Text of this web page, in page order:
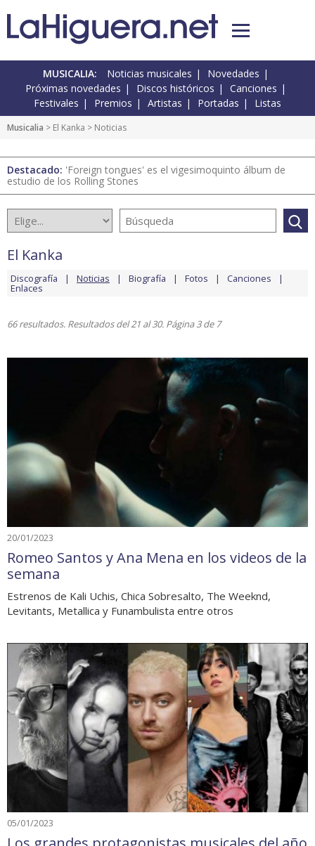
MUSICALIA: Noticias musicales
Novedades
Próximas novedades
Discos históricos
Canciones
Festivales
Premios Artistas Portadas Listas
Musicalia > El Kanka > Noticias
Destacado: 'Foreign tongues' es el vigesimoquinto álbum de
estudio de los Rolling Stones
El Kanka
Discografía Noticias Biografía Fotos Canciones
Enlaces
66 resultados. Resultados del 21 al 30. Página 3 de 7
20/01/2023
Romeo Santos y Ana Mena en los videos de la
semana
Estrenos de Kali Uchis, Chica Sobresalto, The Weeknd,
Levitants, Metallica y Funambulista entre otros
05/01/2023